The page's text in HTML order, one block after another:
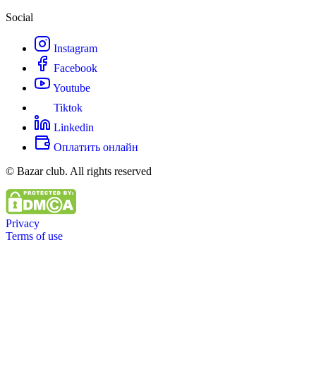
Social
Instagram
Facebook
Youtube
Tiktok
Linkedin
Оплатить онлайн
© Bazar club. All rights reserved
Privacy
Terms of use